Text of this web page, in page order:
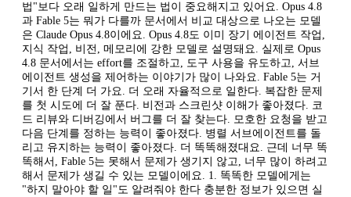
법"보다 오래 일하게 만드는 법이 중요해지고 있어요. Opus 4.8
과 Fable 5는 뭐가 다를까 문서에서 비교 대상으로 나오는 모델
은 Claude Opus 4.8이에요. Opus 4.8도 이미 장기 에이전트 작업,
지식 작업, 비전, 메모리에 강한 모델로 설명돼요. 실제로 Opus
4.8 문서에서는 effort를 조절하고, 도구 사용을 유도하고, 서브
에이전트 생성을 제어하는 이야기가 많이 나와요. Fable 5는 거
기서 한 단계 더 가요. 더 오래 자율적으로 일한다. 복잡한 문제
를 첫 시도에 더 잘 푼다. 비전과 스크린샷 이해가 좋아졌다. 코
드 리뷰와 디버깅에서 버그를 더 잘 찾는다. 모호한 요청을 받고
다음 단계를 정하는 능력이 좋아졌다. 병렬 서브에이전트를 돌
리고 유지하는 능력이 좋아졌다. 더 똑똑해졌대요. 근데 너무 똑
똑해서, Fable 5는 못해서 문제가 생기지 않고, 너무 많이 하려고
해서 문제가 생길 수 있는 모델이에요. 1. 똑똑한 모델에게는
"하지 말아야 할 일"도 알려줘야 한다 충분한 정보가 있으면 실